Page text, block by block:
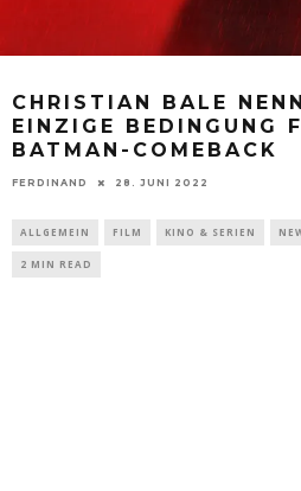
CHRISTIAN BALE
EINZIGE BEDINGUNG
BATMAN-COMEBACK
FERDINAND 28. JUNI 2022
ALLGEMEIN FILM KINO & SERIEN
2 MIN READ